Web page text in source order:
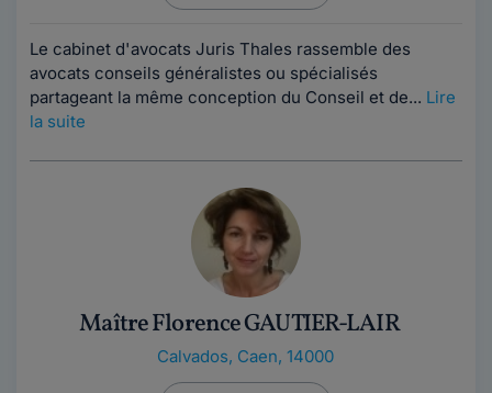
Le cabinet d'avocats Juris Thales rassemble des
avocats conseils généralistes ou spécialisés
partageant la même conception du Conseil et de... Lire
la suite
Maître Florence GAUTIER-LAIR
Calvados, Caen, 14000